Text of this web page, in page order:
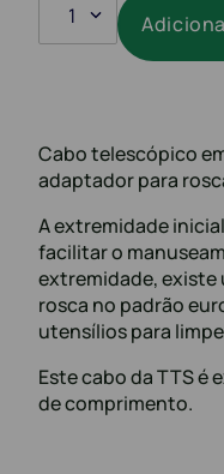
1
Cabo telescópico
adaptador para
A extremidade
facilitar o
extremidade, existe
rosca no padrão
utensílios para
Este cabo da TTS é
de comprimento.